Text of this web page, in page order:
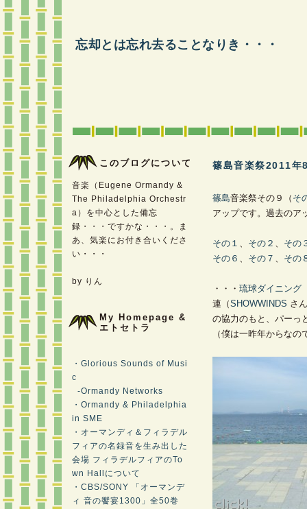
忘却とは忘れ去ることなりき・・・
このブログについて
音楽（Eugene Ormandy &
The Philadelphia Orchestr
a）を中心とした備忘
録・・・ですかな・・・。ま
あ、気楽にお付き合いくださ
い・・・
by りん
My Homepage &
エトセトラ
・Glorious Sounds of Musi
c
-Ormandy Networks
・Ormandy & Philadelphia
in SME
・オーマンディ＆フィラデル
フィアの名録音を生み出した
会場 フィラデルフィアのTo
wn Hallについて
・CBS/SONY 「オーマンデ
ィ 音の饗宴1300」全50巻
篠島音楽祭2011年
篠島音楽祭その９（ そ
アップです。過去のア
その１ 、 その２ 、 その
その６ 、 その７ 、 その
・・・ 琉球ダイニング
連（SHOWWINDS さ
の協力のもと、パーっ
（僕は一昨年からなの